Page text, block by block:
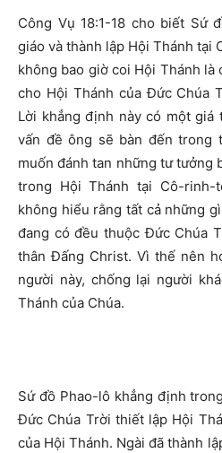
Công Vụ 18:1-18 cho biết Sứ
giáo và thành lập Hội Thánh
không bao giờ coi Hội Thánh là
cho Hội Thánh của Đức Chúa
Lời khẳng định này có một
vấn đề ông sẽ bàn đến trong
muốn đánh tan những tư tưởng
trong Hội Thánh tại Cô-rinh-
không hiểu rằng tất cả những
đang có đều thuộc Đức Chúa
thân Đấng Christ. Vì thế nên
người này, chống lại người
Thánh của Chúa.
Sứ đồ Phao-lô khẳng định
Đức Chúa Trời thiết lập Hội
của Hội Thánh. Ngài đã thành